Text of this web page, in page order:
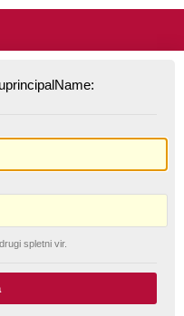
spletni vir.